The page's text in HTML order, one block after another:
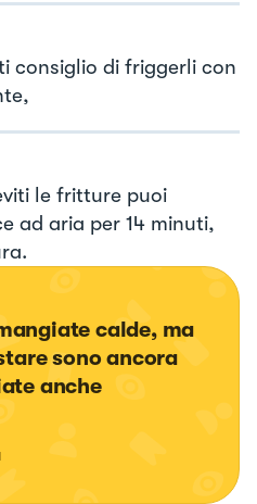
consiglio di friggerli con
le fritture puoi
ad aria per 14 minuti,
calde, ma
sono ancora
anche